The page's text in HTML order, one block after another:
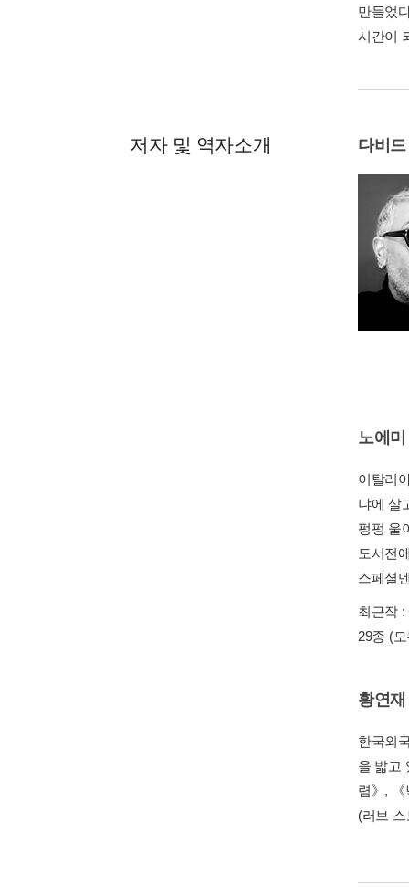
만들었
시간이
저자 및 역자소개 다비
노에
이탈리
냐에 살
펑펑 울
도서전
스페셜
최근작 :
29종 (
황연재
한국외
을 밟고
렴》,
(러브